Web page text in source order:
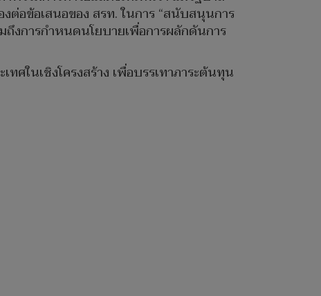
อข้อเสนอของ สรท. ในการ “สนับสนุนการ
งการกำหนดนโยบายเพื่อการผลักดันการ
ศในเชิงโครงสร้าง เพื่อบรรเทาภาระต้นทุน